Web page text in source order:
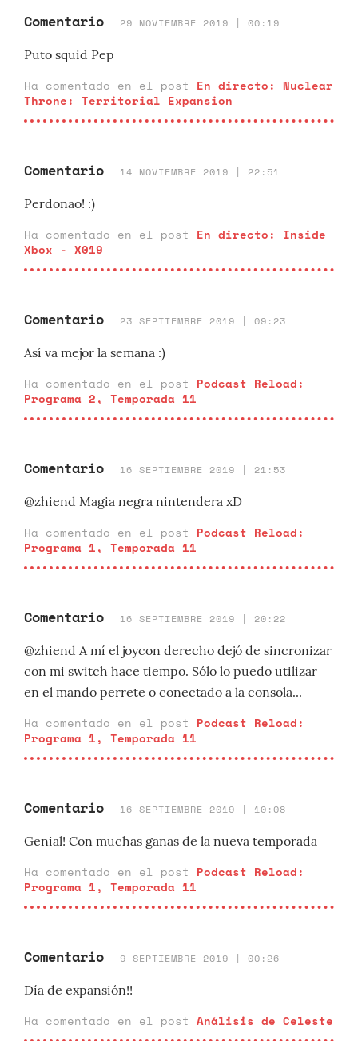
Comentario 29 NOVIEMBRE 2019 | 00:19
Puto squid Pep
Ha comentado en el post En directo: Nuclear
Throne: Territorial Expansion
Comentario 14 NOVIEMBRE 2019 | 22:51
Perdonao! :)
Ha comentado en el post En directo: Inside
Xbox - X019
Comentario 23 SEPTIEMBRE 2019 | 09:23
Así va mejor la semana :)
Ha comentado en el post Podcast Reload:
Programa 2, Temporada 11
Comentario 16 SEPTIEMBRE 2019 | 21:53
@zhiend Magia negra nintendera xD
Ha comentado en el post Podcast Reload:
Programa 1, Temporada 11
Comentario 16 SEPTIEMBRE 2019 | 20:22
@zhiend A mí el joycon derecho dejó de sincronizar
con mi switch hace tiempo. Sólo lo puedo utilizar
en el mando perrete o conectado a la consola...
Ha comentado en el post Podcast Reload:
Programa 1, Temporada 11
Comentario 16 SEPTIEMBRE 2019 | 10:08
Genial! Con muchas ganas de la nueva temporada
Ha comentado en el post Podcast Reload:
Programa 1, Temporada 11
Comentario 9 SEPTIEMBRE 2019 | 00:26
Día de expansión!!
Ha comentado en el post Análisis de Celeste